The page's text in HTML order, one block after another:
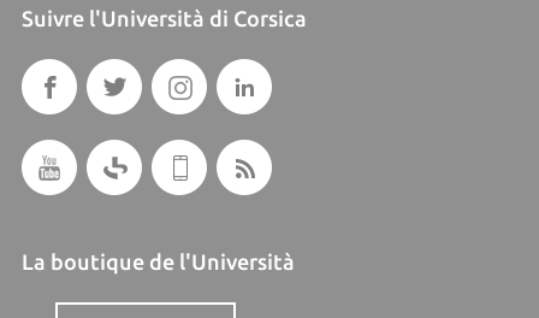
Suivre l'Università di Corsica
La boutique de l'Università